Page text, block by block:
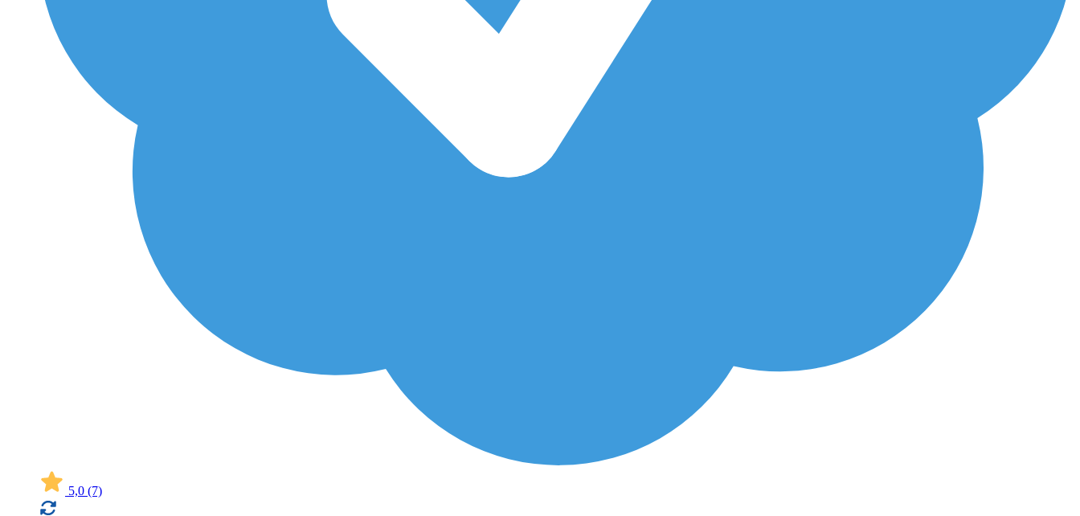
5,0 (7)